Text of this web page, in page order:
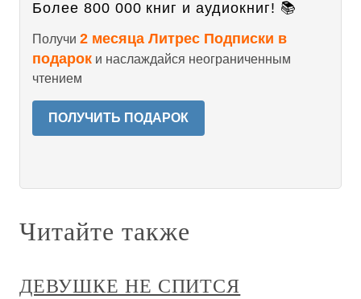
Более 800 000 книг и аудиокниг! 📚
Получи 2 месяца Литрес Подписки в
подарок и наслаждайся неограниченным
чтением
ПОЛУЧИТЬ ПОДАРОК
Читайте также
ДЕВУШКЕ НЕ СПИТСЯ